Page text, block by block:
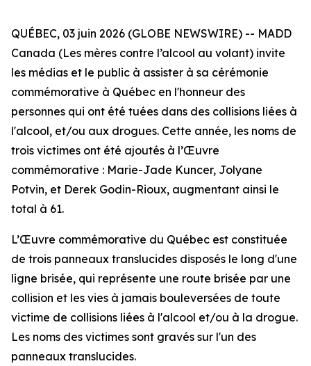
QUÉBEC, 03 juin 2026 (GLOBE NEWSWIRE) -- MADD
Canada (Les mères contre l’alcool au volant) invite
les médias et le public à assister à sa cérémonie
commémorative à Québec en l'honneur des
personnes qui ont été tuées dans des collisions liées à
l'alcool, et/ou aux drogues. Cette année, les noms de
trois victimes ont été ajoutés à l’Œuvre
commémorative : Marie-Jade Kuncer, Jolyane
Potvin, et Derek Godin-Rioux, augmentant ainsi le
total à 61.
L’Œuvre commémorative du Québec est constituée
de trois panneaux translucides disposés le long d'une
ligne brisée, qui représente une route brisée par une
collision et les vies à jamais bouleversées de toute
victime de collisions liées à l'alcool et/ou à la drogue.
Les noms des victimes sont gravés sur l'un des
panneaux translucides.